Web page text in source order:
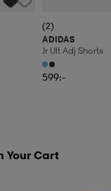
(2)
ADIDAS
Jr Ult Adj Shorts
599:-
Your Cart